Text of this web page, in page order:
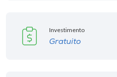
Investimento
Gratuito